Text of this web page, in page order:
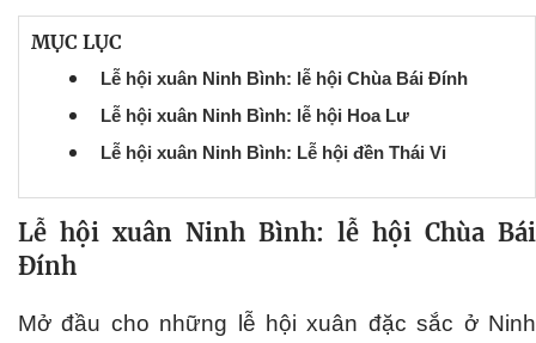
MỤC LỤC
Lễ hội xuân Ninh Bình: lễ hội Chùa Bái Đính
Lễ hội xuân Ninh Bình: lễ hội Hoa Lư
Lễ hội xuân Ninh Bình: Lễ hội đền Thái Vi
Lễ hội xuân Ninh Bình: lễ hội Chùa Bái
Đính
Mở đầu cho những lễ hội xuân đặc sắc ở Ninh